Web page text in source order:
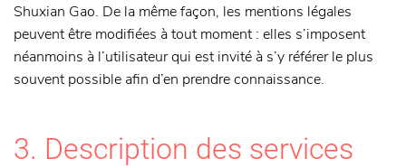
Shuxian Gao. De la même façon, les mentions légales
peuvent être modifiées à tout moment : elles s’imposent
néanmoins à l’utilisateur qui est invité à s’y référer le plus
souvent possible afin d’en prendre connaissance.
3. Description des services